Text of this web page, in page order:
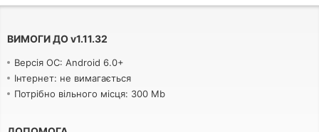
ВИМОГИ ДОv1.11.32
Версія ОС: Android 6.0+
Інтернет: не вимагається
Потрібно вільного місця: 300 Mb